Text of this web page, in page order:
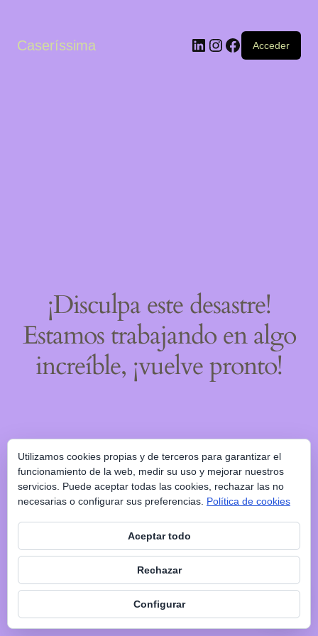
Caseríssima LinkedIn
Instagram
Facebook
Acceder
¡Disculpa este desastre!
Estamos trabajando en algo
increíble, ¡vuelve pronto!
Utilizamos cookies propias y de terceros para garantizar el
funcionamiento de la web, medir su uso y mejorar nuestros
servicios. Puede aceptar todas las cookies, rechazar las no
necesarias o configurar sus preferencias. Política de cookies
Aceptar todo
Rechazar
Configurar